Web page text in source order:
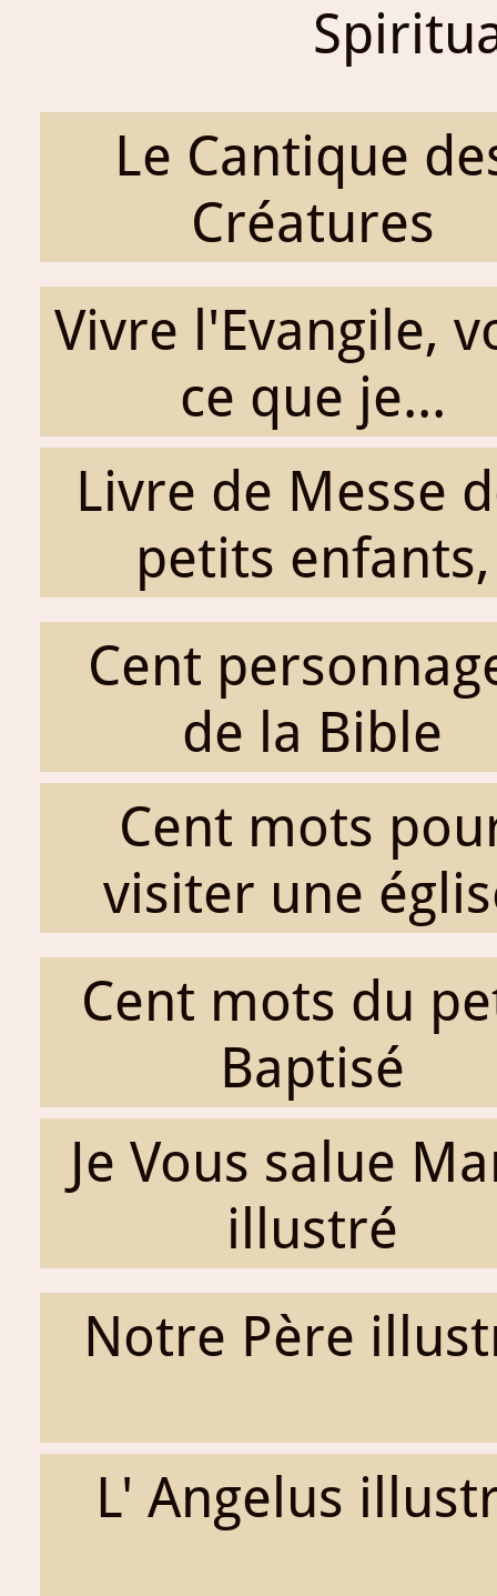
Le Cantique
Créatures
Vivre l'Evangile,
ce que je...
Livre de Messe
petits enfants,
Cent
de la Bible
Cent mots
visiter une
Cent mots du
Baptisé
Je Vous salue
illustré
Notre Père
L' Angelus